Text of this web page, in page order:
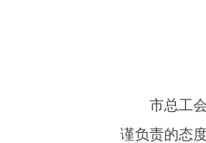
市总工
谨负责的态